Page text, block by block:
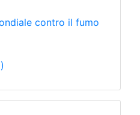
contro il fumo